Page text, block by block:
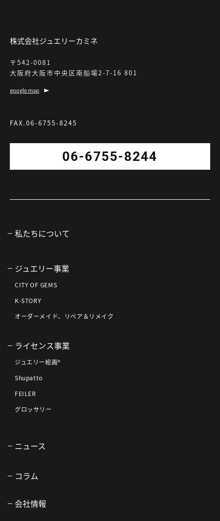
株式会社ジュエリーカミネ
〒542-0081
大阪府大阪市中央区南船場2-7-16 801
google map
FAX.06-6755-8245
06-6755-8244
私たちについて
ジュエリー事業
CITY OF GEMS
K-STORY
オーダーメイド、リペア＆リメイク
ライセンス事業
ジュエリー絵画®
Shupatto
FEILER
グロッサリー
ニュース
コラム
会社情報